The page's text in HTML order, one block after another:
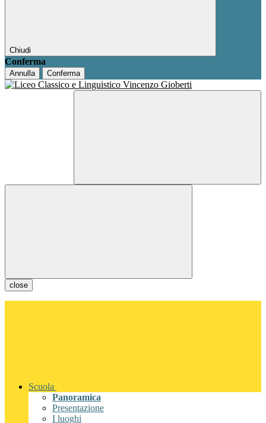
Chiudi
Conferma
Annulla Conferma
close
Scuola
Panoramica
Presentazione
I luoghi